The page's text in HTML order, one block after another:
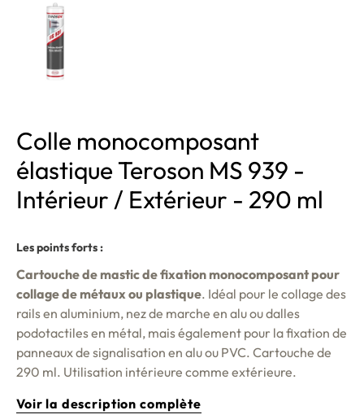
Colle monocomposant
élastique Teroson MS 939 -
Intérieur / Extérieur - 290 ml
Les points forts :
Cartouche de mastic de fixation monocomposant pour
collage de métaux ou plastique. Idéal pour le collage des
rails en aluminium, nez de marche en alu ou dalles
podotactiles en métal, mais également pour la fixation de
panneaux de signalisation en alu ou PVC. Cartouche de
290 ml. Utilisation intérieure comme extérieure.
Voir la description complète